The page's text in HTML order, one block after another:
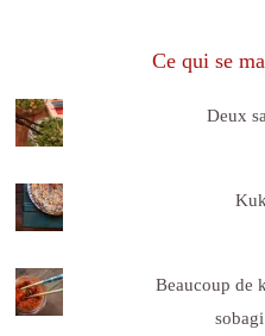
Ce qui se
Deux
Beaucoup de